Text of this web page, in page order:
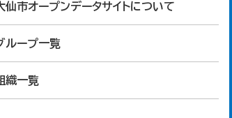
仙市オープンデータサイトについて
ループ一覧
織一覧
参照しています。